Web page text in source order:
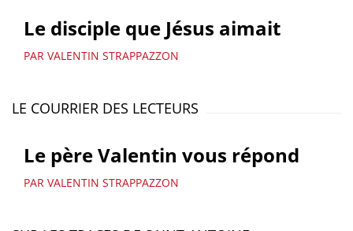
Le disciple que Jésus aimait
PAR VALENTIN STRAPPAZZON
LE COURRIER DES LECTEURS
Le père Valentin vous répond
PAR VALENTIN STRAPPAZZON